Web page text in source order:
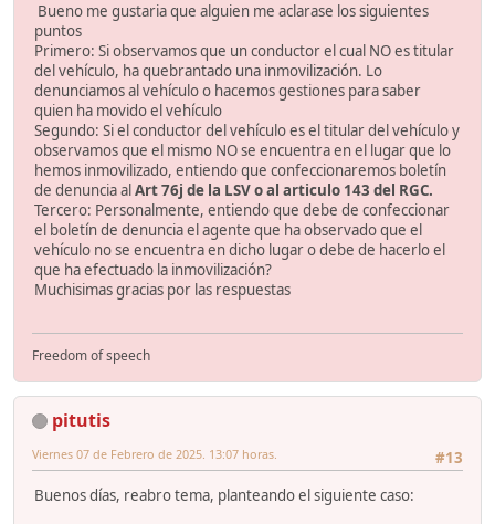
Bueno me gustaria que alguien me aclarase los siguientes
puntos
Primero: Si observamos que un conductor el cual NO es titular
del vehículo, ha quebrantado una inmovilización. Lo
denunciamos al vehículo o hacemos gestiones para saber
quien ha movido el vehículo
Segundo: Si el conductor del vehículo es el titular del vehículo y
observamos que el mismo NO se encuentra en el lugar que lo
hemos inmovilizado, entiendo que confeccionaremos boletín
de denuncia al Art 76j de la LSV o al articulo 143 del RGC.
Tercero: Personalmente, entiendo que debe de confeccionar
el boletín de denuncia el agente que ha observado que el
vehículo no se encuentra en dicho lugar o debe de hacerlo el
que ha efectuado la inmovilización?
Muchisimas gracias por las respuestas
Freedom of speech
pitutis
#13
Viernes 07 de Febrero de 2025. 13:07 horas.
Buenos días, reabro tema, planteando el siguiente caso: